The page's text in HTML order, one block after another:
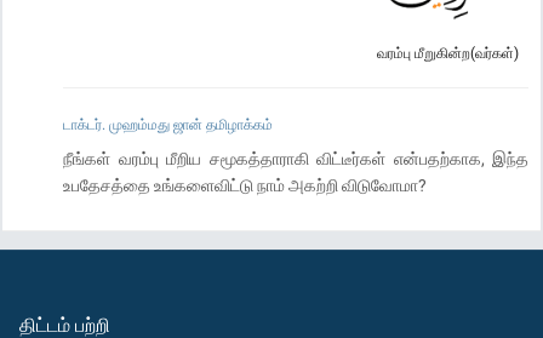
வரம்பு மீறுகின்ற(வர்கள்)
டாக்டர். முஹம்மது ஜான் தமிழாக்கம்
நீங்கள் வரம்பு மீறிய சமூகத்தாராகி விட்டீர்கள் என்பதற்காக, இந்த
உபதேசத்தை உங்களைவிட்டு நாம் அகற்றி விடுவோமா?
திட்டம் பற்றி